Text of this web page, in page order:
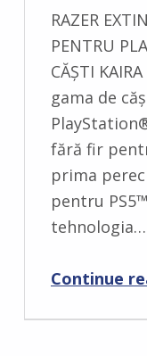
C
O
M
E
N
RAZER
PENTRU
CĂȘTI
gama de
fără fir
prima
pentru
tehnologia…
Continue